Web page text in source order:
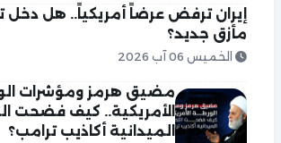
إيران ترفض عرضاً أمريكياً.. هل دخل
مأزق جديد؟
الخميس 06 آب 2026
مضيق هرمز ومؤشرات
الأمريكية.. كيف فضحت
الميدانية أكاذيب ترامب؟